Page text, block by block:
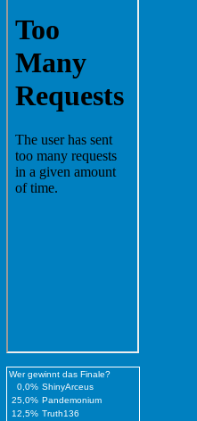
Wer gewinnt das Finale?
0,0% ShinyArceus
25,0% Pandemonium
12,5% Truth136